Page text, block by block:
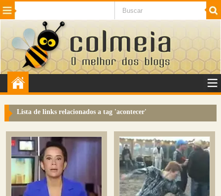
Beleza Cinema e TV
Internet Jogos NotÃ­cias SaÃºde
VeÃ­culos Adulto
Sugerir Link
Colmeia Exchange
Perguntas Frequentes
Sobre
Lista de links relacionados a tag 'acontecer'